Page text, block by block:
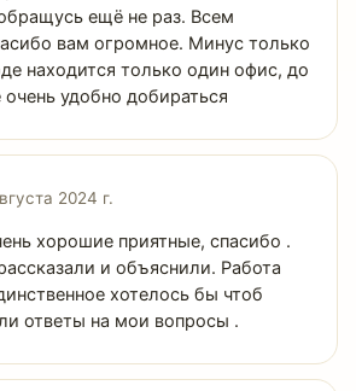
ещё не раз. Всем
вам огромное. Минус только
находится только один офис, до
удобно добираться
2024 г.
хорошие приятные, спасибо .
и объяснили. Работа
хотелось бы чтоб
ответы на мои вопросы .